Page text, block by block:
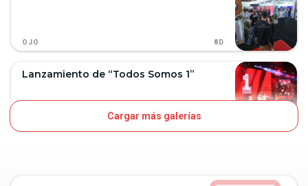
OJO 8D
Lanzamiento de “Todos Somos 1”
Cargar más galerías